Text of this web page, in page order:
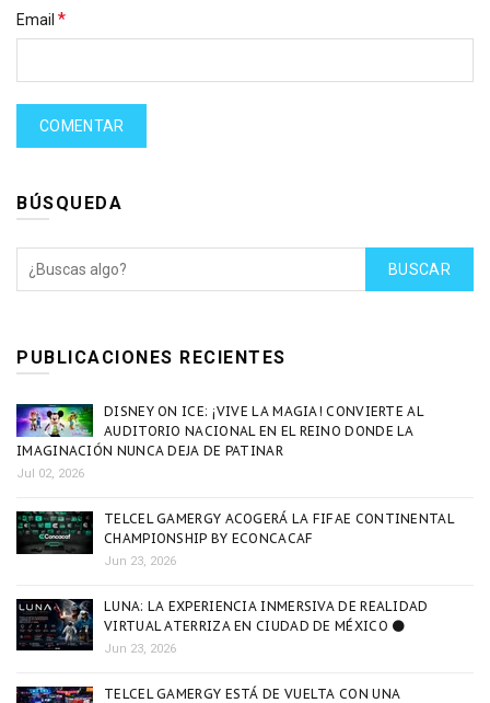
Email *
BÚSQUEDA
BUSCAR
PUBLICACIONES RECIENTES
DISNEY ON ICE: ¡VIVE LA MAGIA! CONVIERTE AL
AUDITORIO NACIONAL EN EL REINO DONDE LA
IMAGINACIÓN NUNCA DEJA DE PATINAR
Jul 02, 2026
TELCEL GAMERGY ACOGERÁ LA FIFAE CONTINENTAL
CHAMPIONSHIP BY ECONCACAF
Jun 23, 2026
LUNA: LA EXPERIENCIA INMERSIVA DE REALIDAD
VIRTUAL ATERRIZA EN CIUDAD DE MÉXICO 🌑
Jun 23, 2026
TELCEL GAMERGY ESTÁ DE VUELTA CON UNA